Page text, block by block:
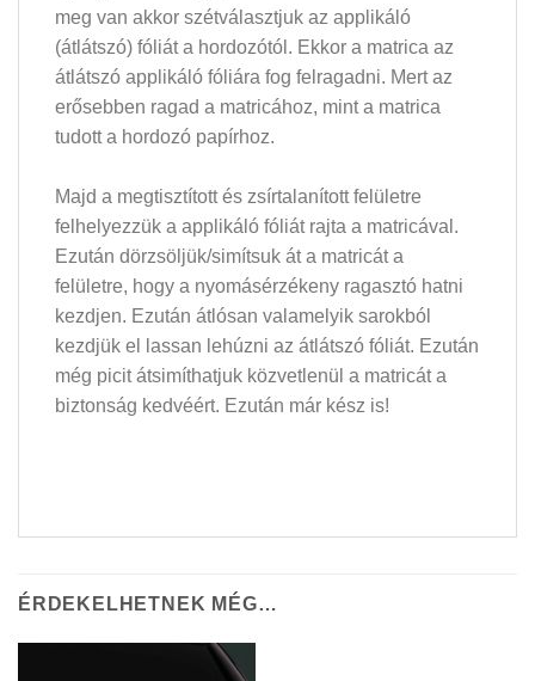
meg van akkor szétválasztjuk az applikáló
(átlátszó) fóliát a hordozótól. Ekkor a matrica az
átlátszó applikáló fóliára fog felragadni. Mert az
erősebben ragad a matricához, mint a matrica
tudott a hordozó papírhoz.
Majd a megtisztított és zsírtalanított felületre
felhelyezzük a applikáló fóliát rajta a matricával.
Ezután dörzsöljük/simítsuk át a matricát a
felületre, hogy a nyomásérzékeny ragasztó hatni
kezdjen. Ezután átlósan valamelyik sarokból
kezdjük el lassan lehúzni az átlátszó fóliát. Ezután
még picit átsimíthatjuk közvetlenül a matricát a
biztonság kedvéért. Ezután már kész is!
ÉRDEKELHETNEK MÉG…